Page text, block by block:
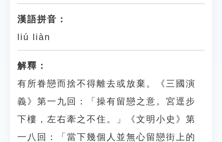
漢語拼音：
liú liàn
解釋：
有所眷戀而捨不得離去或放棄。《三國演
義》第一九回：「操有留戀之意。宮逕步
下樓，左右牽之不住。」《文明小史》第
一八回：「當下幾個人並無心留戀街上的